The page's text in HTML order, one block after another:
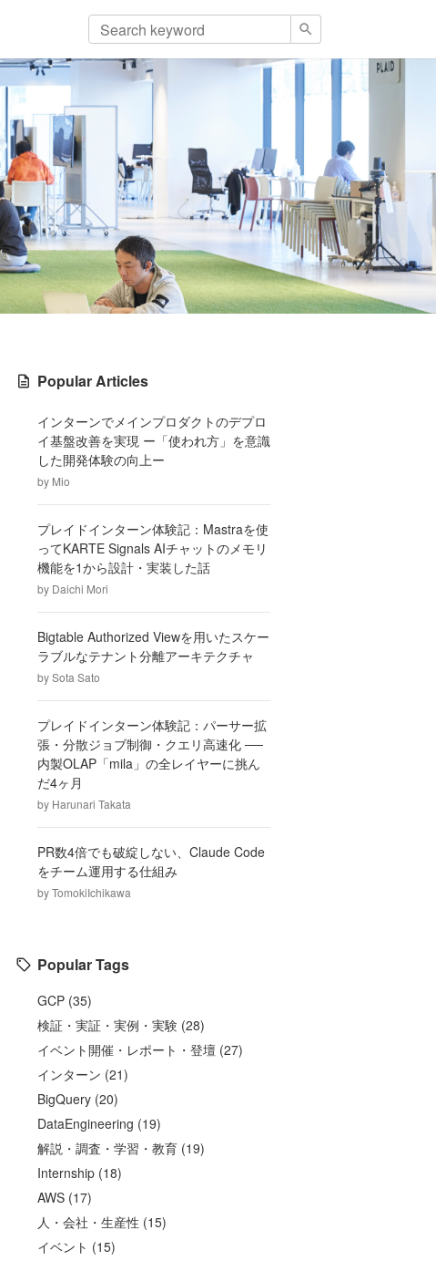
Popular Articles
インターンでメインプロダクトのデプロ
イ基盤改善を実現 ー「使われ方」を意識
した開発体験の向上ー
by Mio
プレイドインターン体験記：Mastraを使
ってKARTE Signals AIチャットのメモリ
機能を1から設計・実装した話
by Daichi Mori
Bigtable Authorized Viewを用いたスケー
ラブルなテナント分離アーキテクチャ
bySota Sato
プレイドインターン体験記：パーサー拡
張・分散ジョブ制御・クエリ高速化 ──
内製OLAP「mila」の全レイヤーに挑ん
だ4ヶ月
by Harunari Takata
PR数4倍でも破綻しない、Claude Code
をチーム運用する仕組み
byTomokiIchikawa
Popular Tags
GCP (35)
検証・実証・実例・実験 (28)
イベント開催・レポート・登壇 (27)
インターン (21)
BigQuery (20)
DataEngineering (19)
解説・調査・学習・教育 (19)
Internship (18)
AWS (17)
人・会社・生産性 (15)
イベント (15)